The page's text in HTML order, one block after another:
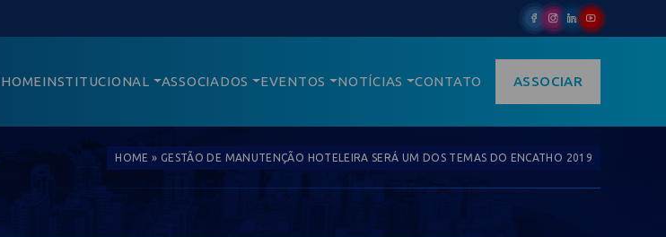
HOMEINSTITUCIONAL ASSOCIADOS EVENTOS NOTÍCIAS CONTATO ASSOCIAR
HOME » GESTÃO DE MANUTENÇÃO HOTELEIRA SERÁ UM DOS TEMAS DO ENCATHO 2019